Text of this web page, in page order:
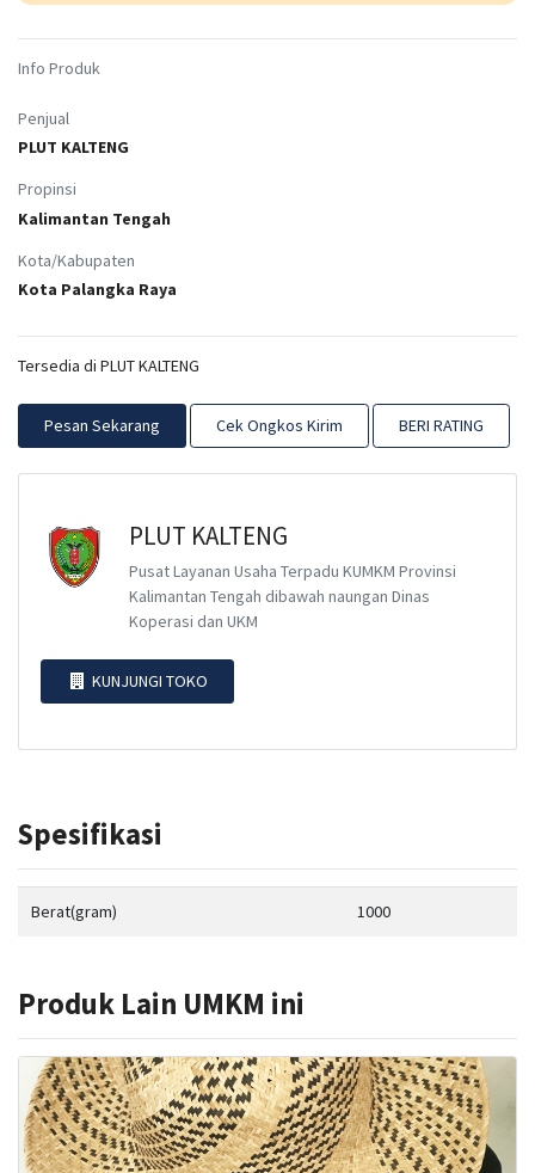
Info Produk
Penjual
PLUT KALTENG
Propinsi
Kalimantan Tengah
Kota/Kabupaten
Kota Palangka Raya
Tersedia di PLUT KALTENG
Pesan Sekarang Cek Ongkos Kirim BERI RATING
PLUT KALTENG
Pusat Layanan Usaha Terpadu KUMKM Provinsi
Kalimantan Tengah dibawah naungan Dinas
Koperasi dan UKM
KUNJUNGI TOKO
Spesifikasi
Berat(gram) 1000
Produk Lain UMKM ini